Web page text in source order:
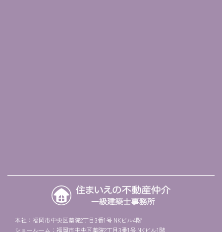
本社：福岡市中央区薬院2丁目3番1号 NKビル4階
ショールーム：福岡市中央区薬院2丁目3番1号 NKビル1階